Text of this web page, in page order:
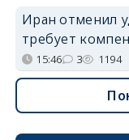
Иран отменил
требует
15:46 3 1194